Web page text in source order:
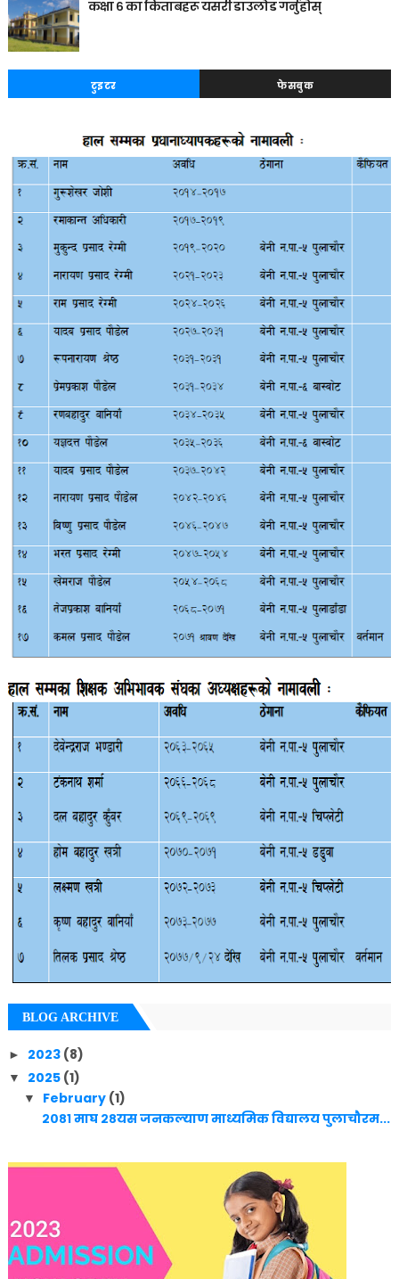
कक्षा ६ का किताबहरू यसरी डाउलाेड गर्नुहाेस्
टुइटर फेसबुक
BLOG ARCHIVE
► 2023 (8)
▼ 2025 (1)
▼ February (1)
२०८१ माघ २८यस जनकल्याण माध्यमिक विद्यालय पुलाचौरम...